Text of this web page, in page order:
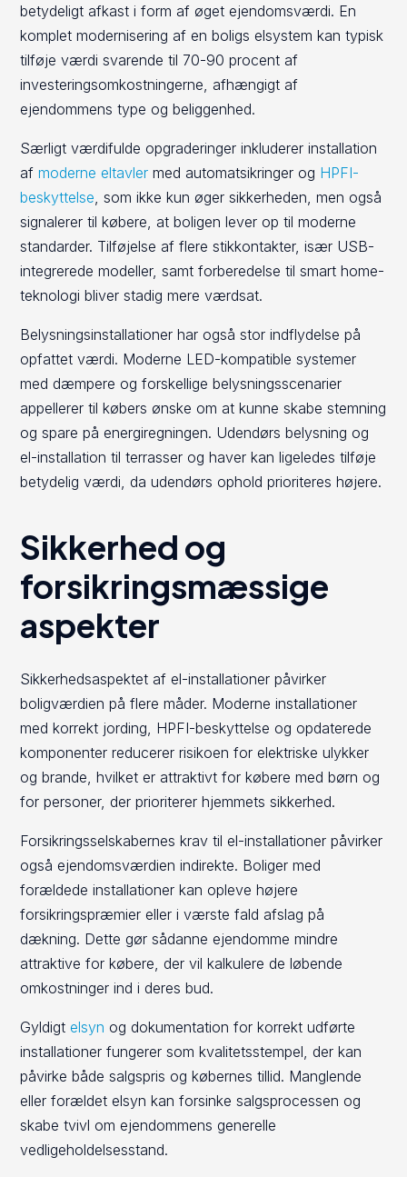
betydeligt afkast i form af øget ejendomsværdi. En
komplet modernisering af en boligs elsystem kan typisk
tilføje værdi svarende til 70-90 procent af
investeringsomkostningerne, afhængigt af
ejendommens type og beliggenhed.
Særligt værdifulde opgraderinger inkluderer installation
afmoderne eltavler med automatsikringer og HPFI-
beskyttelse , som ikke kun øger sikkerheden, men også
signalerer til købere, at boligen lever op til moderne
standarder. Tilføjelse af flere stikkontakter, især USB-
integrerede modeller, samt forberedelse til smart home-
teknologi bliver stadig mere værdsat.
Belysningsinstallationer har også stor indflydelse på
opfattet værdi. Moderne LED-kompatible systemer
med dæmpere og forskellige belysningsscenarier
appellerer til købers ønske om at kunne skabe stemning
og spare på energiregningen. Udendørs belysning og
el-installation til terrasser og haver kan ligeledes tilføje
betydelig værdi, da udendørs ophold prioriteres højere.
Sikkerhed og
forsikringsmæssige
aspekter
Sikkerhedsaspektet af el-installationer påvirker
boligværdien på flere måder. Moderne installationer
med korrekt jording, HPFI-beskyttelse og opdaterede
komponenter reducerer risikoen for elektriske ulykker
og brande, hvilket er attraktivt for købere med børn og
for personer, der prioriterer hjemmets sikkerhed.
Forsikringsselskabernes krav til el-installationer påvirker
også ejendomsværdien indirekte. Boliger med
forældede installationer kan opleve højere
forsikringspræmier eller i værste fald afslag på
dækning. Dette gør sådanne ejendomme mindre
attraktive for købere, der vil kalkulere de løbende
omkostninger ind i deres bud.
Gyldigtelsyn og dokumentation for korrekt udførte
installationer fungerer som kvalitetsstempel, der kan
påvirke både salgspris og købernes tillid. Manglende
eller forældet elsyn kan forsinke salgsprocessen og
skabe tvivl om ejendommens generelle
vedligeholdelsesstand.